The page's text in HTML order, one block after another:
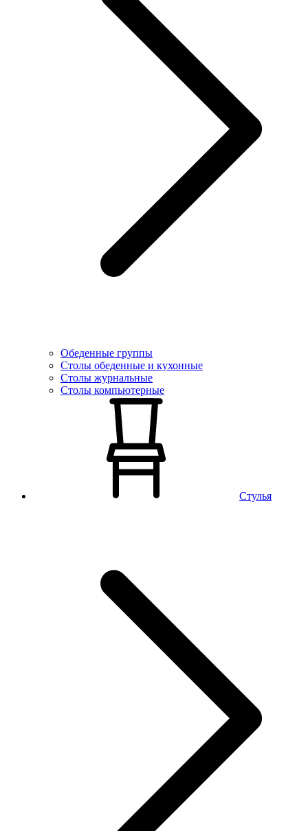
Обеденные группы
Столы обеденные и кухонные
Столы журнальные
Столы компьютерные
Стулья